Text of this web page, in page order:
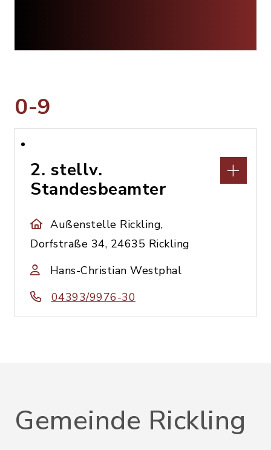
0-9
2. stellv.
Standesbeamter
Außenstelle Rickling,
Dorfstraße 34, 24635 Rickling
Hans-Christian Westphal
04393/9976-30
Gemeinde Rickling